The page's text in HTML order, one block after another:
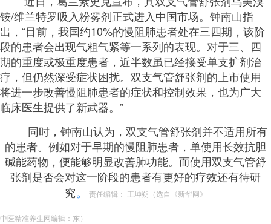
铵/维兰特罗吸入粉雾剂正式进入中国市场。钟南山指
出，“目前，我国约10%的慢阻肺患者处在三四期，该阶
段的患者会出现气粗气紧等一系列的表现。对于三、四
期的重度或极重度患者，近半数虽已经接受单支扩剂治
疗，但仍然深受症状困扰。双支气管舒张剂的上市使用
将进一步改善慢阻肺患者的症状和控制效果，也为广大
临床医生提供了新武器。”
同时，钟南山认为，双支气管舒张剂并不适用所有
的患者。例如对于早期的慢阻肺患者，单使用长效抗胆
碱能药物，便能够明显改善肺功能。而使用双支气管舒
张剂是否会对这一阶段的患者有更好的疗效还有待研
究。 责任编辑： 王坤朔（选自《新华网》
中医精准养生网编辑：东）